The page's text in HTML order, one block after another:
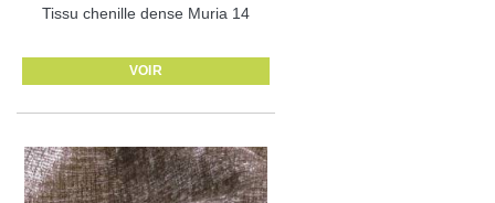
Tissu chenille dense Muria 14
VOIR